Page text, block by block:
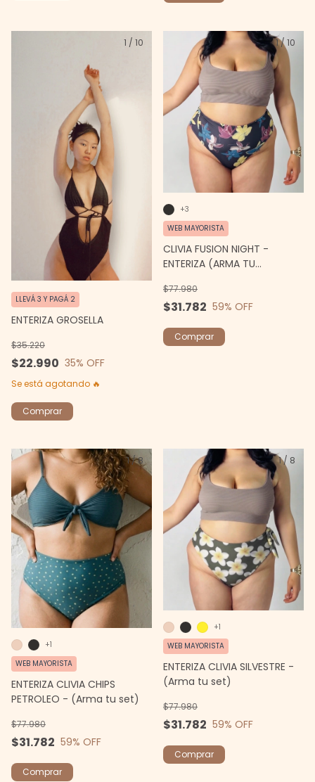
1 / 10
ENTERIZA GROSELLA
$22.990
$35.220
35% OFF
LLEVÁ 3 Y PAGÁ 2
Se está agotando 🔥
Comprar
1/10
CLIVIA FUSION NIGHT -
ENTERIZA (ARMA TU
$31.782
$77.980
59% OFF
WEB MAYORISTA
+3
Comprar
1/8
ENTERIZA CLIVIA CHIPS
PETROLEO - (Arma tu set)
$31.782
$77.980
59% OFF
WEB MAYORISTA
+1
Comprar
1/ 8
ENTERIZA CLIVIA SILVESTRE -
(Arma tu set)
$31.782
$77.980
59% OFF
WEB MAYORISTA
+1
Comprar